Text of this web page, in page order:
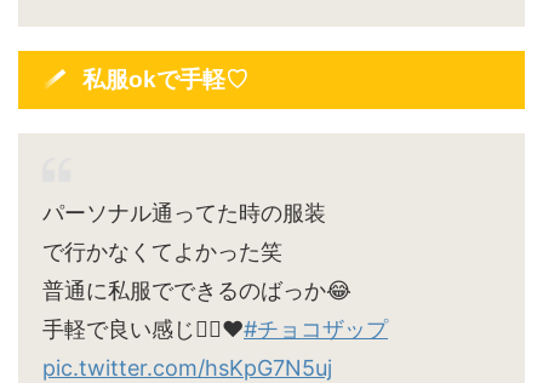
私服okで手軽♡
パーソナル通ってた時の服装
で行かなくてよかった笑
普通に私服でできるのばっか😂
手軽で良い感じ🙆‍♀️♥#チョコザップ
pic.twitter.com/hsKpG7N5uj